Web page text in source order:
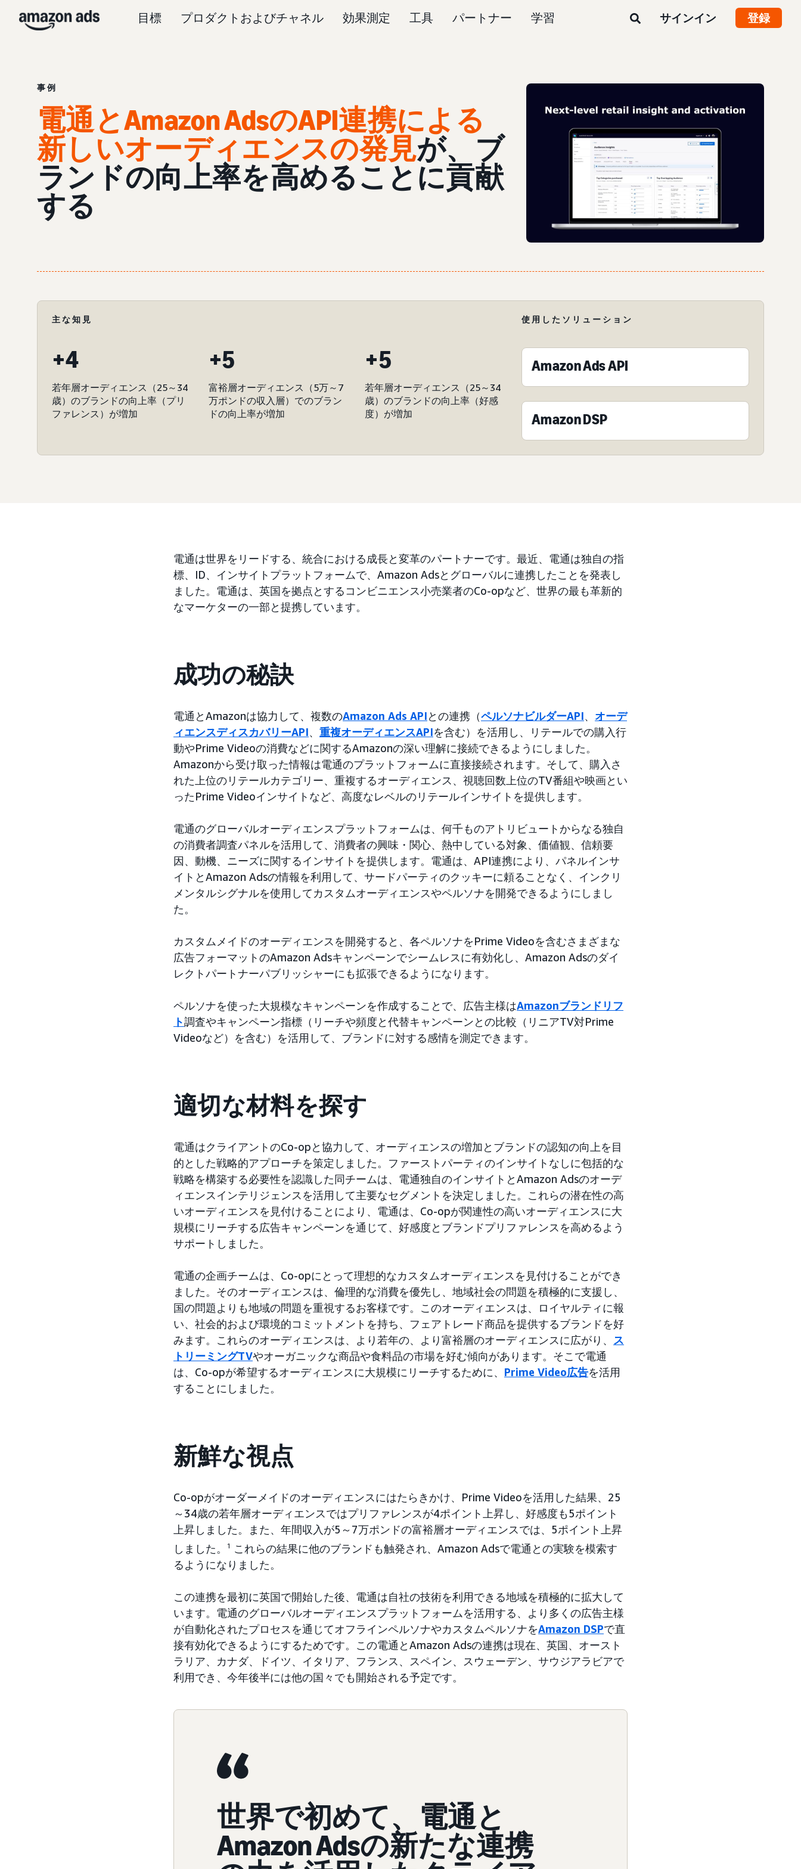
目標 プロダクトおよびチャネル 効果測定 工具 パートナー 学習 サインイン 登録
事例
電通とAmazon AdsのAPI連携による
新しいオーディエンスの発見が、ブ
ランドの向上率を高めることに貢献
する
主な知見
+4
若年層オーディエンス（25～34
歳）のブランドの向上率（プリ
ファレンス）が増加
+5
富裕層オーディエンス（5万～7
万ポンドの収入層）でのブラン
ドの向上率が増加
+5
若年層オーディエンス（25～34
歳）のブランドの向上率（好感
度）が増加
使用したソリューション
Amazon Ads API
Amazon DSP
電通は世界をリードする、統合における成長と変革のパートナーです。最近、電通は独自の指
標、ID、インサイトプラットフォームで、Amazon Adsとグローバルに連携したことを発表し
ました。電通は、英国を拠点とするコンビニエンス小売業者のCo-opなど、世界の最も革新的
なマーケターの一部と提携しています。
成功の秘訣
電通とAmazonは協力して、複数のAmazon Ads APIとの連携（ペルソナビルダーAPI、 オーデ
ィエンスディスカバリーAPI、 重複オーディエンスAPIを含む）を活用し、リテールでの購入行
動やPrime Videoの消費などに関するAmazonの深い理解に接続できるようにしました。
Amazonから受け取った情報は電通のプラットフォームに直接接続されます。そして、購入さ
れた上位のリテールカテゴリー、重複するオーディエンス、視聴回数上位のTV番組や映画とい
ったPrime Videoインサイトなど、高度なレベルのリテールインサイトを提供します。
電通のグローバルオーディエンスプラットフォームは、何千ものアトリビュートからなる独自
の消費者調査パネルを活用して、消費者の興味・関心、熱中している対象、価値観、信頼要
因、動機、ニーズに関するインサイトを提供します。電通は、API連携により、パネルインサ
イトとAmazon Adsの情報を利用して、サードパーティのクッキーに頼ることなく、インクリ
メンタルシグナルを使用してカスタムオーディエンスやペルソナを開発できるようにしまし
た。
カスタムメイドのオーディエンスを開発すると、各ペルソナをPrime Videoを含むさまざまな
広告フォーマットのAmazon Adsキャンペーンでシームレスに有効化し、Amazon Adsのダイ
レクトパートナーパブリッシャーにも拡張できるようになります。
ペルソナを使った大規模なキャンペーンを作成することで、広告主様はAmazonブランドリフ
ト調査やキャンペーン指標（リーチや頻度と代替キャンペーンとの比較（リニアTV対Prime
Videoなど）を含む）を活用して、ブランドに対する感情を測定できます。
適切な材料を探す
電通はクライアントのCo-opと協力して、オーディエンスの増加とブランドの認知の向上を目
的とした戦略的アプローチを策定しました。ファーストパーティのインサイトなしに包括的な
戦略を構築する必要性を認識した同チームは、電通独自のインサイトとAmazon Adsのオーデ
ィエンスインテリジェンスを活用して主要なセグメントを決定しました。これらの潜在性の高
いオーディエンスを見付けることにより、電通は、Co-opが関連性の高いオーディエンスに大
規模にリーチする広告キャンペーンを通じて、好感度とブランドプリファレンスを高めるよう
サポートしました。
電通の企画チームは、Co-opにとって理想的なカスタムオーディエンスを見付けることができ
ました。そのオーディエンスは、倫理的な消費を優先し、地域社会の問題を積極的に支援し、
国の問題よりも地域の問題を重視するお客様です。このオーディエンスは、ロイヤルティに報
い、社会的および環境的コミットメントを持ち、フェアトレード商品を提供するブランドを好
みます。これらのオーディエンスは、より若年の、より富裕層のオーディエンスに広がり、 ス
トリーミングTVやオーガニックな商品や食料品の市場を好む傾向があります。そこで電通
は、Co-opが希望するオーディエンスに大規模にリーチするために、 Prime Video広告を活用
することにしました。
新鮮な視点
Co-opがオーダーメイドのオーディエンスにはたらきかけ、Prime Videoを活用した結果、25
～34歳の若年層オーディエンスではプリファレンスが4ポイント上昇し、好感度も5ポイント
上昇しました。また、年間収入が5～7万ポンドの富裕層オーディエンスでは、5ポイント上昇
しました。
1
これらの結果に他のブランドも触発され、Amazon Adsで電通との実験を模索す
るようになりました。
この連携を最初に英国で開始した後、電通は自社の技術を利用できる地域を積極的に拡大して
います。電通のグローバルオーディエンスプラットフォームを活用する、より多くの広告主様
が自動化されたプロセスを通じてオフラインペルソナやカスタムペルソナをAmazon DSPで直
接有効化できるようにするためです。この電通とAmazon Adsの連携は現在、英国、オースト
ラリア、カナダ、ドイツ、イタリア、フランス、スペイン、スウェーデン、サウジアラビアで
利用でき、今年後半には他の国々でも開始される予定です。
世界で初めて、電通と
Amazon Adsの新たな連携